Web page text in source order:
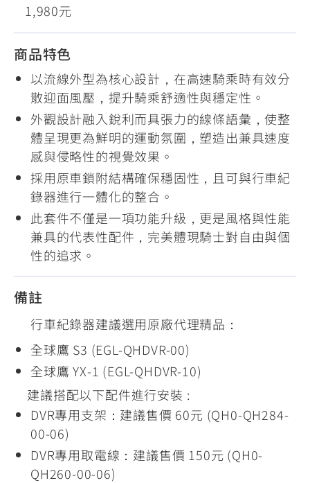
1,980元
商品特色
以流線外型為核心設計，在高速騎乘時有效分
散迎面風壓，提升騎乘舒適性與穩定性。
外觀設計融入銳利而具張力的線條語彙，使整
體呈現更為鮮明的運動氛圍，塑造出兼具速度
感與侵略性的視覺效果。
採用原車鎖附結構確保穩固性，且可與行車紀
錄器進行一體化的整合。
此套件不僅是一項功能升級，更是風格與性能
兼具的代表性配件，完美體現騎士對自由與個
性的追求。
備註
行車紀錄器建議選用原廠代理精品：
全球鷹 S3 (EGL-QHDVR-00)
全球鷹 YX-1 (EGL-QHDVR-10)
建議搭配以下配件進行安裝 :
DVR專用支架：建議售價 60元 (QH0-QH284-
00-06)
DVR專用取電線：建議售價 150元 (QH0-
QH260-00-06)